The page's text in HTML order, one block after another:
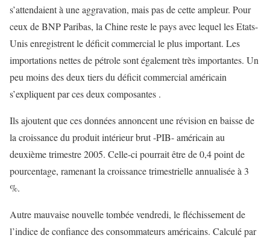
s’attendaient à une aggravation, mais pas de cette ampleur. Pour
ceux de BNP Paribas, la Chine reste le pays avec lequel les Etats-
Unis enregistrent le déficit commercial le plus important. Les
importations nettes de pétrole sont également très importantes. Un
peu moins des deux tiers du déficit commercial américain
s’expliquent par ces deux composantes .
Ils ajoutent que ces données annoncent une révision en baisse de
la croissance du produit intérieur brut -PIB- américain au
deuxième trimestre 2005. Celle-ci pourrait être de 0,4 point de
pourcentage, ramenant la croissance trimestrielle annualisée à 3
%.
Autre mauvaise nouvelle tombée vendredi, le fléchissement de
l’indice de confiance des consommateurs américains. Calculé par